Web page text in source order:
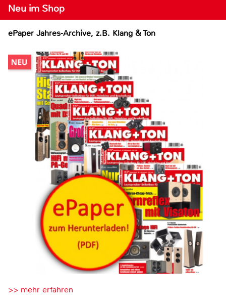
Neu im Shop
ePaper Jahres-Archive, z.B. Klang & Ton
>> mehr erfahren